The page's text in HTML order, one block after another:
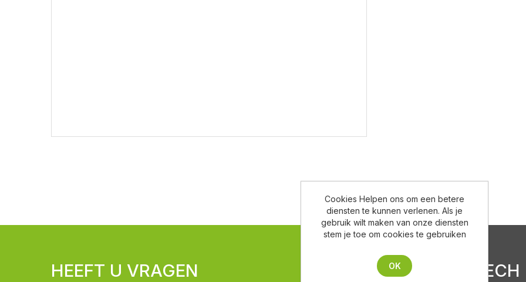
HEEFT U VRAGEN BOETECH
Cookies Helpen ons om een betere
diensten te kunnen verlenen. Als je
gebruik wilt maken van onze diensten
stem je toe om cookies te gebruiken
OK